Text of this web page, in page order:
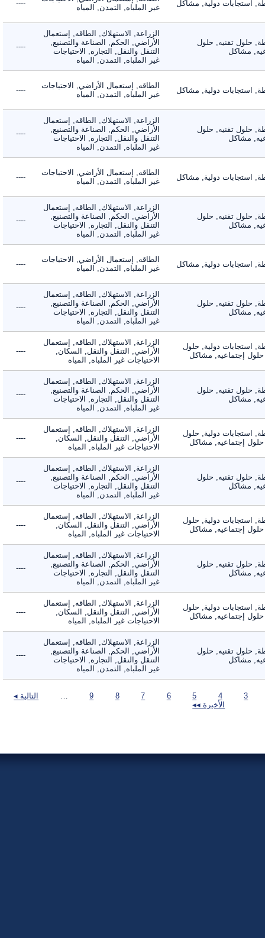
استجابات دولية, مشاكل
غير الملباه, التمدن, المياه
----
حلول تقنيه, حلول
مشاكل
الزراعة, الاستهلاك, الطاقه, إستعمال
الأراضي, الحكم, الصناعة والتصنيع,
التنقل والنقل, التجاره, الاحتياجات
غير الملباه, التمدن, المياه
----
استجابات دولية, مشاكل
الطاقه, إستعمال الأراضي, الاحتياجات
غير الملباه, التمدن, المياه
----
حلول تقنيه, حلول
مشاكل
الزراعة, الاستهلاك, الطاقه, إستعمال
الأراضي, الحكم, الصناعة والتصنيع,
التنقل والنقل, التجاره, الاحتياجات
غير الملباه, التمدن, المياه
----
استجابات دولية, مشاكل
الطاقه, إستعمال الأراضي, الاحتياجات
غير الملباه, التمدن, المياه
----
حلول تقنيه, حلول
مشاكل
الزراعة, الاستهلاك, الطاقه, إستعمال
الأراضي, الحكم, الصناعة والتصنيع,
التنقل والنقل, التجاره, الاحتياجات
غير الملباه, التمدن, المياه
----
استجابات دولية, مشاكل
الطاقه, إستعمال الأراضي, الاحتياجات
غير الملباه, التمدن, المياه
----
حلول تقنيه, حلول
مشاكل
الزراعة, الاستهلاك, الطاقه, إستعمال
الأراضي, الحكم, الصناعة والتصنيع,
التنقل والنقل, التجاره, الاحتياجات
غير الملباه, التمدن, المياه
----
استجابات دولية, حلول
إجتماعيه, مشاكل
الزراعة, الاستهلاك, الطاقه, إستعمال
الأراضي, التنقل والنقل, السكان,
الاحتياجات غير الملباه, المياه
----
حلول تقنيه, حلول
مشاكل
الزراعة, الاستهلاك, الطاقه, إستعمال
الأراضي, الحكم, الصناعة والتصنيع,
التنقل والنقل, التجاره, الاحتياجات
غير الملباه, التمدن, المياه
----
استجابات دولية, حلول
إجتماعيه, مشاكل
الزراعة, الاستهلاك, الطاقه, إستعمال
الأراضي, التنقل والنقل, السكان,
الاحتياجات غير الملباه, المياه
----
حلول تقنيه, حلول
مشاكل
الزراعة, الاستهلاك, الطاقه, إستعمال
الأراضي, الحكم, الصناعة والتصنيع,
التنقل والنقل, التجاره, الاحتياجات
غير الملباه, التمدن, المياه
----
استجابات دولية, حلول
إجتماعيه, مشاكل
الزراعة, الاستهلاك, الطاقه, إستعمال
الأراضي, التنقل والنقل, السكان,
الاحتياجات غير الملباه, المياه
----
حلول تقنيه, حلول
مشاكل
الزراعة, الاستهلاك, الطاقه, إستعمال
الأراضي, الحكم, الصناعة والتصنيع,
التنقل والنقل, التجاره, الاحتياجات
غير الملباه, التمدن, المياه
----
استجابات دولية, حلول
إجتماعيه, مشاكل
الزراعة, الاستهلاك, الطاقه, إستعمال
الأراضي, التنقل والنقل, السكان,
الاحتياجات غير الملباه, المياه
----
حلول تقنيه, حلول
مشاكل
الزراعة, الاستهلاك, الطاقه, إستعمال
الأراضي, الحكم, الصناعة والتصنيع,
التنقل والنقل, التجاره, الاحتياجات
غير الملباه, التمدن, المياه
----
التالية ◂
الأخيرة ◂◂